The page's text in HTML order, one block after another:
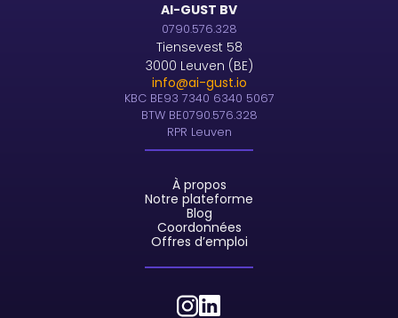
AI-GUST BV
0790.576.328
Tiensevest 58
3000 Leuven (BE)
info@ai-gust.io
KBC BE93 7340 6340 5067
BTW BE0790.576.328
RPR Leuven
À propos
Notre plateforme
Blog
Coordonnées
Offres d’emploi